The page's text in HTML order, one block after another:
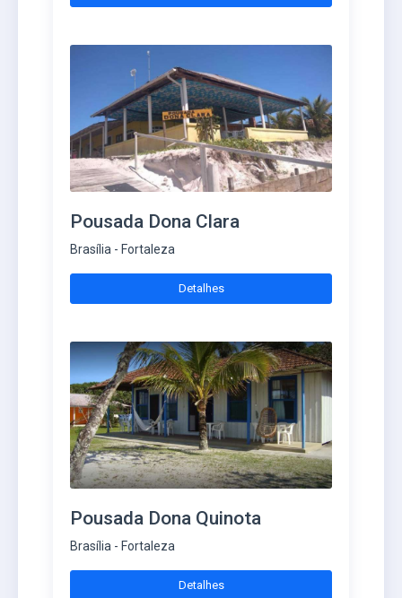
Pousada Dona Clara
Brasília - Fortaleza
Detalhes
Pousada Dona Quinota
Brasília - Fortaleza
Detalhes